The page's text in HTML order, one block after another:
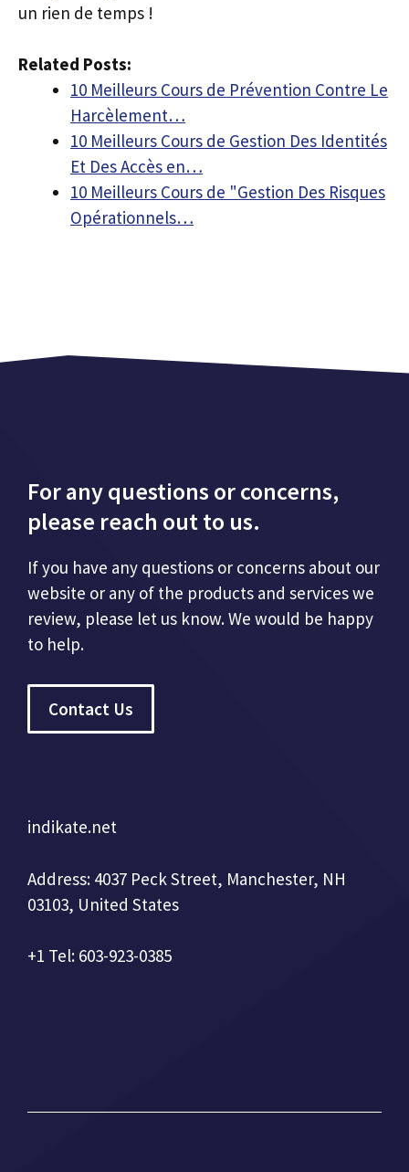
un rien de temps !
Related Posts:
10 Meilleurs Cours de Prévention Contre Le
Harcèlement…
10 Meilleurs Cours de Gestion Des Identités
Et Des Accès en…
10 Meilleurs Cours de "Gestion Des Risques
Opérationnels…
For any questions or concerns,
please reach out to us.
If you have any questions or concerns about our
website or any of the products and services we
review, please let us know. We would be happy
to help.
Contact Us
indikate.net
Address: 4037 Peck Street, Manchester, NH
03103, United States
+1 Tel: 603-923-0385